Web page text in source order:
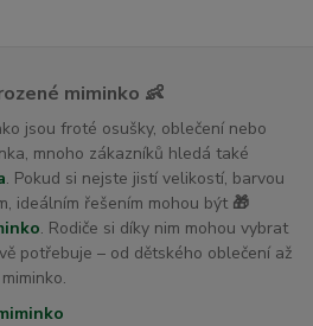
miminko 👶
jsou froté osušky, oblečení nebo
mnoho zákazníků hledá také
. Pokud si nejste jistí velikostí, barvou
ideálním řešením mohou být 🎁
. Rodiče si díky nim mohou vybrat
potřebuje – od dětského oblečení až